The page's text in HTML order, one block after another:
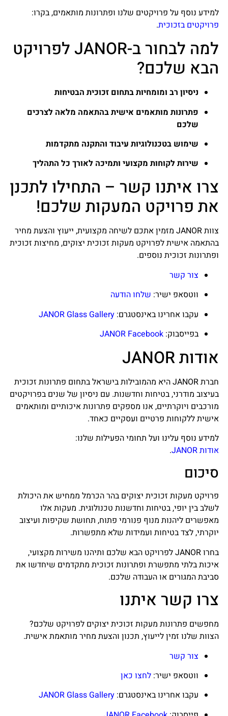
למידע נוסף על פרויקטים שלנו ופתרונות מותאמים, בקרו:
פרויקטים בזכוכית.
למה לבחור ב-JANOR לפרויקט
הבא שלכם?
ניסיון רב ומומחיות בתחום זכוכית הבטיחות
פתרונות מותאמים אישית בהתאמה מלאה לצרכים
שלכם
שימוש בטכנולוגיות עיבוד והתקנה מתקדמות
שירות לקוחות מקצועי ותמיכה לאורך כל התהליך
צרו איתנו קשר – התחילו לתכנן
את פרויקט המעקות שלכם!
צוות JANOR מזמין אתכם לשיחה מקצועית, ייעוץ והצעת מחיר
בהתאמה אישית לפרויקט מעקות זכוכית יצוקים, מחיצות זכוכית
ופתרונות זכוכית נוספים.
צור קשר
ווטסאפ ישיר: שלחו הודעה
עקבו אחרינו באינסטגרם: JANOR Glass Gallery
בפייסבוק: JANOR Facebook
אודות JANOR
חברת JANOR היא מהמובילות בישראל בתחום פתרונות זכוכית
בעיצוב מודרני, בטיחות וחדשנות. עם ניסיון של שנים בפרויקטים
מורכבים ויוקרתיים, אנו מספקים פתרונות איכותיים ומותאמים
אישית ללקוחות פרטיים ועסקיים כאחד.
למידע נוסף עלינו ועל תחומי הפעילות שלנו:
אודות JANOR
.
סיכום
פרויקט מעקות זכוכית יצוקים בהר הכרמל ממחיש את היכולת
לשלב בין יופי, בטיחות וחדשנות טכנולוגית. מעקות אלו
מאפשרים ליהנות מנוף פנורמי פתוח, תחושת שקיפות ועיצוב
יוקרתי, לצד בטיחות ועמידות שלא מתפשרות.
בחרו JANOR לפרויקט הבא שלכם ותיהנו משירות מקצועי,
איכות בלתי מתפשרת ופתרונות זכוכית מתקדמים שיחדשו את
סביבת המגורים או העבודה שלכם.
צרו קשר איתנו
מחפשים פתרונות מעקות זכוכית יצוקים לפרויקט שלכם?
הצוות שלנו זמין לייעוץ, תכנון והצעת מחיר מותאמת אישית.
צור קשר
ווטסאפ ישיר: לחצו כאן
עקבו אחרינו באינסטגרם: JANOR Glass Gallery